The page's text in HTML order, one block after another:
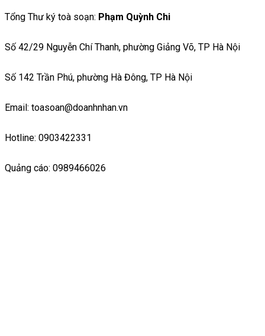
Tổng Thư ký toà soạn: Phạm Quỳnh Chi
Số 42/29 Nguyễn Chí Thanh, phường Giảng Võ, TP Hà Nội
Số 142 Trần Phú, phường Hà Đông, TP Hà Nội
Email: toasoan@doanhnhan.vn
Hotline: 0903422331
Quảng cáo: 0989466026